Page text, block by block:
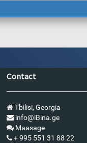
Contact
Tbilisi, Georgia
info@iBina.ge
Maasage
+ 995 551 31 88 22